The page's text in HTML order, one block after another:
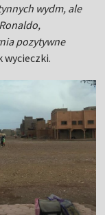
wydm, ale
pozytywne
wycieczki.